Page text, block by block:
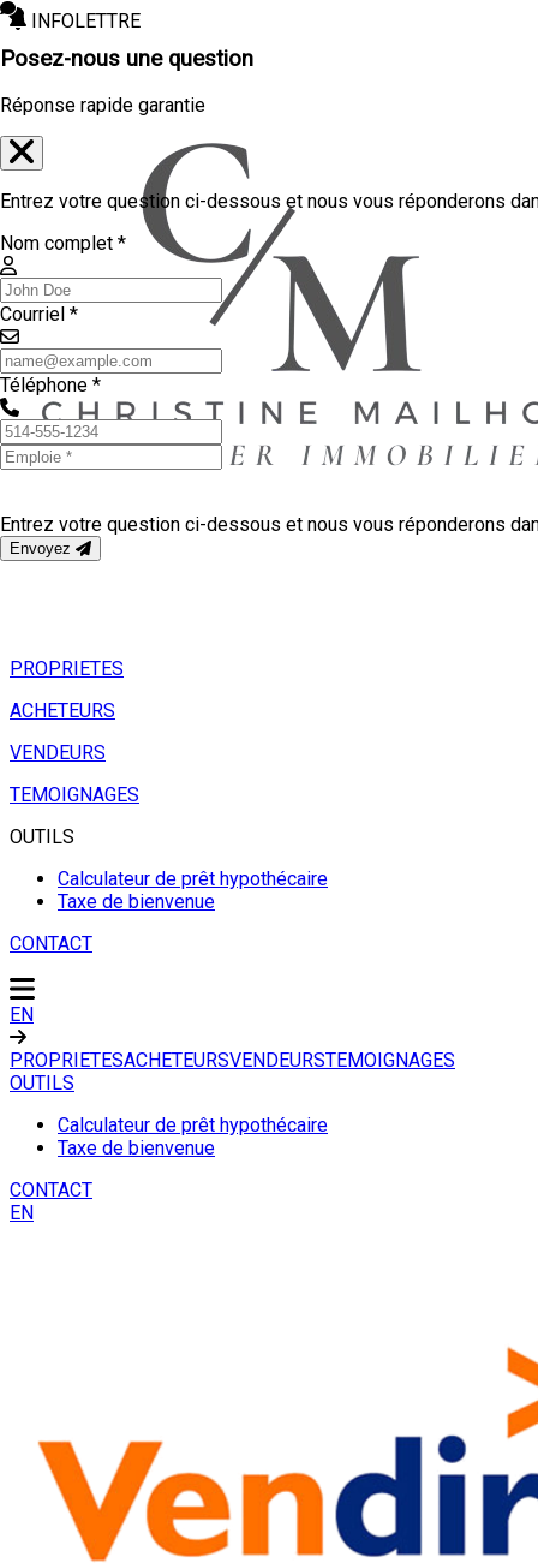
INFOLETTRE
PROPRIETES
ACHETEURS
VENDEURS
TEMOIGNAGES
OUTILS
Calculateur de prêt hypothécaire
Taxe de bienvenue
CONTACT
EN
PROPRIETESACHETEURSVENDEURSTEMOIGNAGES
OUTILS
Calculateur de prêt hypothécaire
Taxe de bienvenue
CONTACT
EN
Posez-nous une question
Réponse rapide garantie
Entrez votre question ci-dessous et nous vous réponderons
Nom complet *
Courriel *
Téléphone *
Entrez votre question ci-dessous et nous vous réponderons
Envoyez